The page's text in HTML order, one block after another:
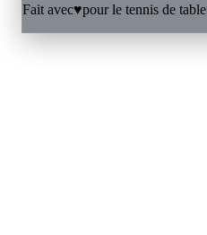
Fait avec♥pour le tennis de table